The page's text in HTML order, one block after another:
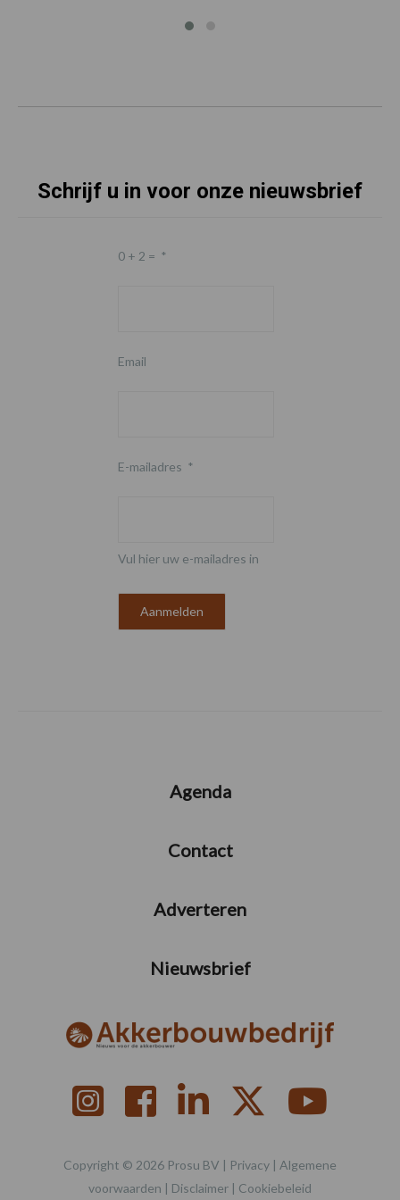
Schrijf u in voor onze nieuwsbrief
0 + 2 = *
Email
E-mailadres *
Vul hier uw e-mailadres in
Agenda
Contact
Adverteren
Nieuwsbrief
Copyright © 2026 Prosu BV | Privacy | Algemene
voorwaarden | Disclaimer | Cookiebeleid